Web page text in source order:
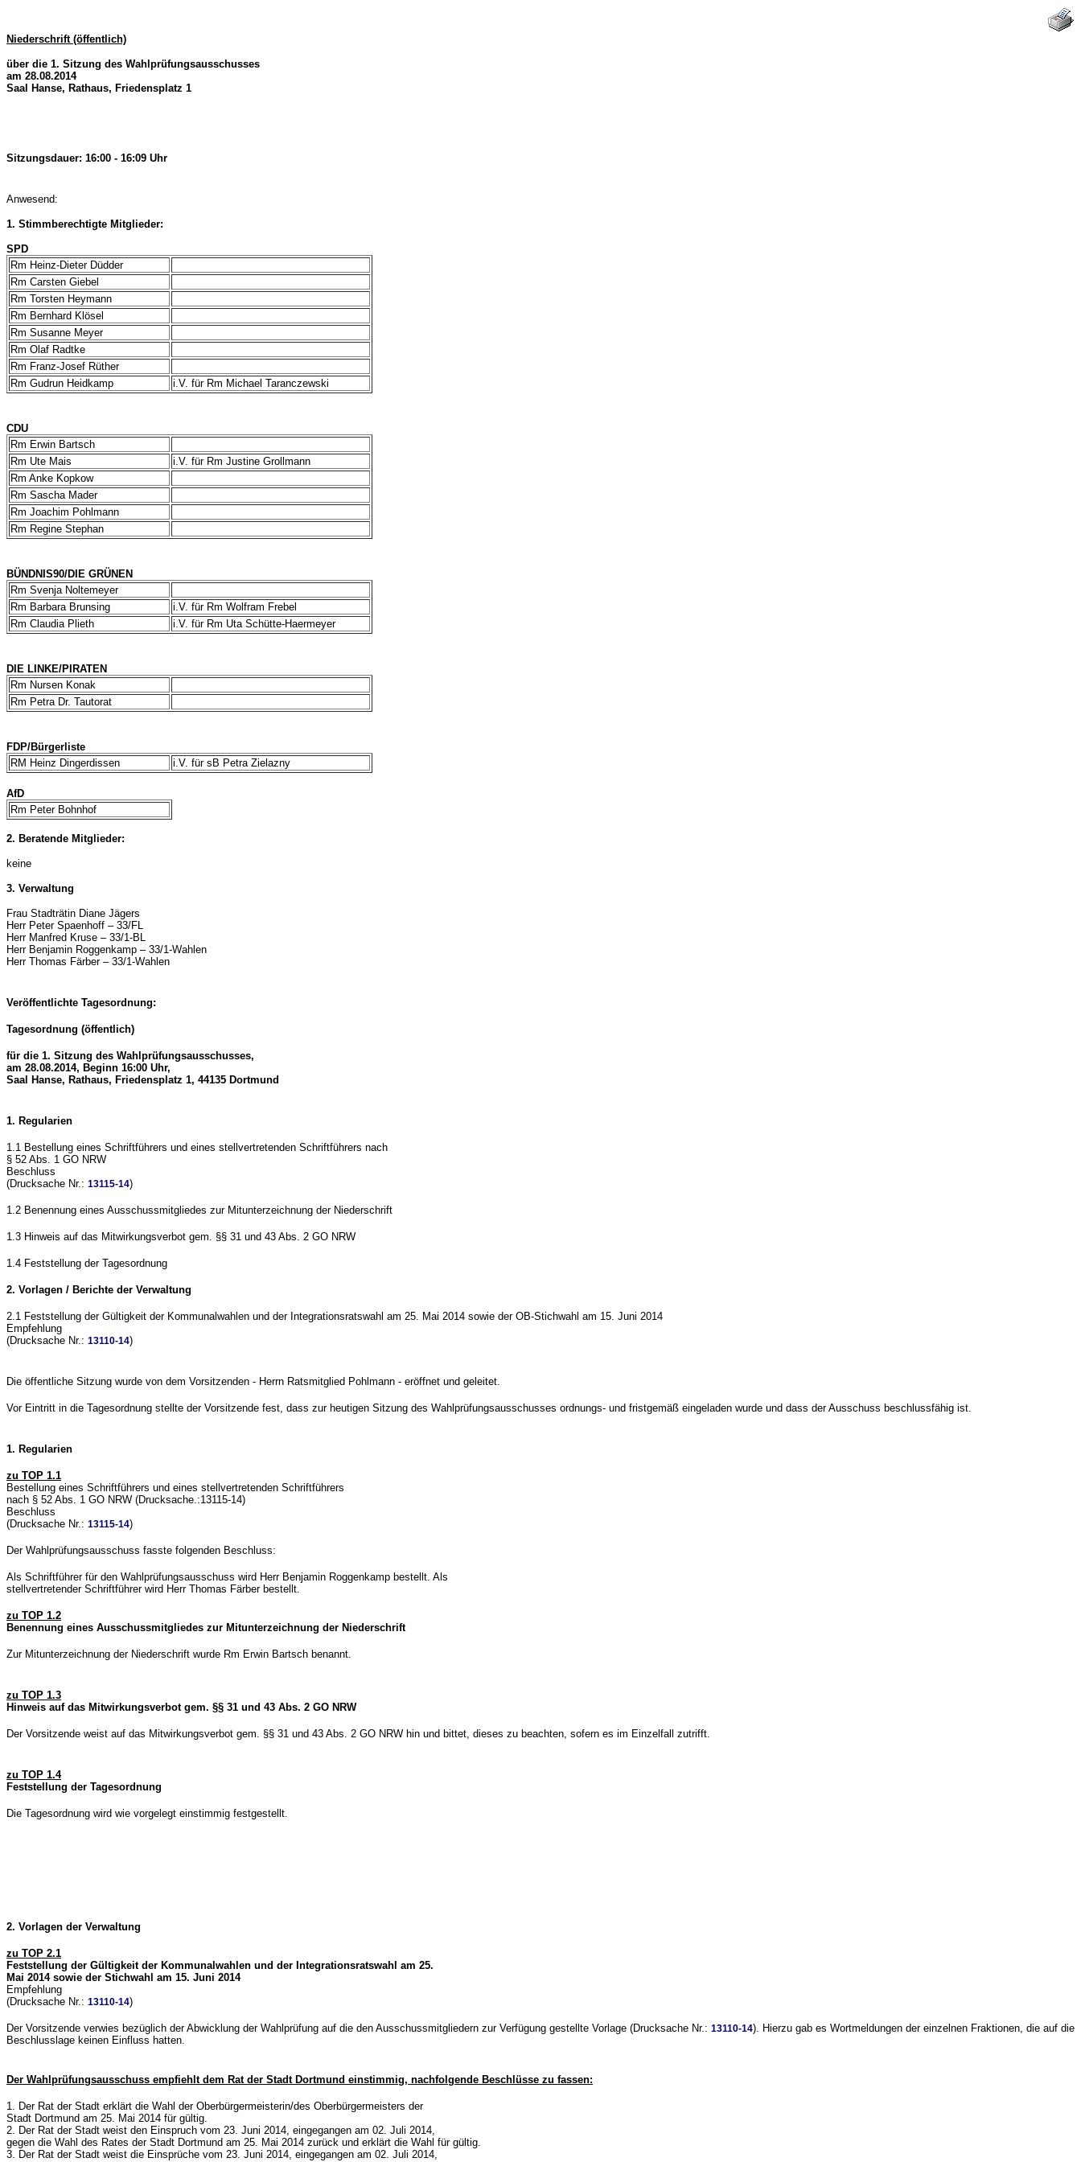
Niederschrift (öffentlich)
über die 1. Sitzung des Wahlprüfungsausschusses
am 28.08.2014
Saal Hanse, Rathaus, Friedensplatz 1
Sitzungsdauer: 16:00 - 16:09 Uhr
Anwesend:
1. Stimmberechtigte Mitglieder:
SPD
Rm Heinz-Dieter Düdder
Rm Carsten Giebel
Rm Torsten Heymann
Rm Bernhard Klösel
Rm Susanne Meyer
Rm Olaf Radtke
Rm Franz-Josef Rüther
Rm Gudrun Heidkamp
i.V. für Rm Michael Taranczewski
CDU
Rm Erwin Bartsch
Rm Ute Mais
i.V. für Rm Justine Grollmann
Rm Anke Kopkow
Rm Sascha Mader
Rm Joachim Pohlmann
Rm Regine Stephan
BÜNDNIS90/DIE GRÜNEN
Rm Svenja Noltemeyer
Rm Barbara Brunsing
i.V. für Rm Wolfram Frebel
Rm Claudia Plieth
i.V. für Rm Uta Schütte-Haermeyer
DIE LINKE/PIRATEN
Rm Nursen Konak
Rm Petra Dr. Tautorat
FDP/Bürgerliste
RM Heinz Dingerdissen
i.V. für sB Petra Zielazny
AfD
Rm Peter Bohnhof
2. Beratende Mitglieder:
keine
3. Verwaltung
Frau Stadträtin Diane Jägers
Herr Peter Spaenhoff – 33/FL
Herr Manfred Kruse – 33/1-BL
Herr Benjamin Roggenkamp – 33/1-Wahlen
Herr Thomas Färber – 33/1-Wahlen
Veröffentlichte Tagesordnung:
Tagesordnung (öffentlich)
für die 1. Sitzung des Wahlprüfungsausschusses,
am 28.08.2014, Beginn 16:00 Uhr,
Saal Hanse, Rathaus, Friedensplatz 1, 44135 Dortmund
1. Regularien
1.1 Bestellung eines Schriftführers und eines stellvertretenden Schriftführers nach
§ 52 Abs. 1 GO NRW
Beschluss
(Drucksache Nr.: 13115-14)
1.2 Benennung eines Ausschussmitgliedes zur Mitunterzeichnung der Niederschrift
1.3 Hinweis auf das Mitwirkungsverbot gem. §§ 31 und 43 Abs. 2 GO NRW
1.4 Feststellung der Tagesordnung
2. Vorlagen / Berichte der Verwaltung
2.1 Feststellung der Gültigkeit der Kommunalwahlen und der Integrationsratswahl am 25. Mai 2014 sowie der OB-Stichwahl am 15. Juni 2014
Empfehlung
(Drucksache Nr.: 13110-14)
Die öffentliche Sitzung wurde von dem Vorsitzenden - Herrn Ratsmitglied Pohlmann - eröffnet und geleitet.
Vor Eintritt in die Tagesordnung stellte der Vorsitzende fest, dass zur heutigen Sitzung des Wahlprüfungsausschusses ordnungs- und fristgemäß eingeladen wurde und dass der Ausschuss beschlussfähig ist.
1. Regularien
zu TOP 1.1
Bestellung eines Schriftführers und eines stellvertretenden Schriftführers
nach § 52 Abs. 1 GO NRW (Drucksache.:13115-14)
Beschluss
(Drucksache Nr.: 13115-14)
Der Wahlprüfungsausschuss fasste folgenden Beschluss:
Als Schriftführer für den Wahlprüfungsausschuss wird Herr Benjamin Roggenkamp bestellt. Als
stellvertretender Schriftführer wird Herr Thomas Färber bestellt.
zu TOP 1.2
Benennung eines Ausschussmitgliedes zur Mitunterzeichnung der Niederschrift
Zur Mitunterzeichnung der Niederschrift wurde Rm Erwin Bartsch benannt.
zu TOP 1.3
Hinweis auf das Mitwirkungsverbot gem. §§ 31 und 43 Abs. 2 GO NRW
Der Vorsitzende weist auf das Mitwirkungsverbot gem. §§ 31 und 43 Abs. 2 GO NRW hin und bittet, dieses zu beachten, sofern es im Einzelfall zutrifft.
zu TOP 1.4
Feststellung der Tagesordnung
Die Tagesordnung wird wie vorgelegt einstimmig festgestellt.
2. Vorlagen der Verwaltung
zu TOP 2.1
Feststellung der Gültigkeit der Kommunalwahlen und der Integrationsratswahl am 25.
Mai 2014 sowie der Stichwahl am 15. Juni 2014
Empfehlung
(Drucksache Nr.: 13110-14)
Der Vorsitzende verwies bezüglich der Abwicklung der Wahlprüfung auf die den Ausschussmitgliedern zur Verfügung gestellte Vorlage (Drucksache Nr.: 13110-14). Hierzu gab es Wortmeldungen der einzelnen Fraktionen, die auf die
Beschlusslage keinen Einfluss hatten.
Der Wahlprüfungsausschuss empfiehlt dem Rat der Stadt Dortmund einstimmig, nachfolgende Beschlüsse zu fassen:
1. Der Rat der Stadt erklärt die Wahl der Oberbürgermeisterin/des Oberbürgermeisters der
Stadt Dortmund am 25. Mai 2014 für gültig.
2. Der Rat der Stadt weist den Einspruch vom 23. Juni 2014, eingegangen am 02. Juli 2014,
gegen die Wahl des Rates der Stadt Dortmund am 25. Mai 2014 zurück und erklärt die Wahl für gültig.
3. Der Rat der Stadt weist die Einsprüche vom 23. Juni 2014, eingegangen am 02. Juli 2014,